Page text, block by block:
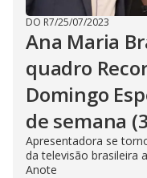
DO R7/25/07/2023
Ana Maria
quadro
Domingo
de semana
Apresentadora se
da televisão brasileira
Anote